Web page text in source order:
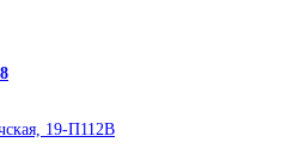
19-П112В